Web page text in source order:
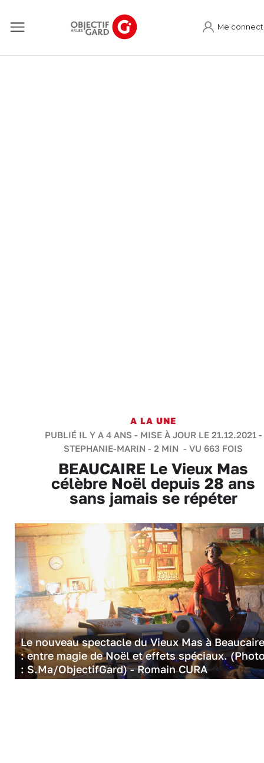
Me
A LA UNE
PUBLIÉ IL Y A 4 ANS - MISE À JOUR LE 21.12.2021 -
STEPHANIE-MARIN - 2 MIN - VU 663 FOIS
BEAUCAIRE Le Vieux Mas
célèbre Noël depuis 28 ans
sans jamais se répéter
Le nouveau spectacle du Vieux Mas à Beaucaire
: entre magie de Noël et effets spéciaux.
: S.Ma/ObjectifGard) - Romain CURA